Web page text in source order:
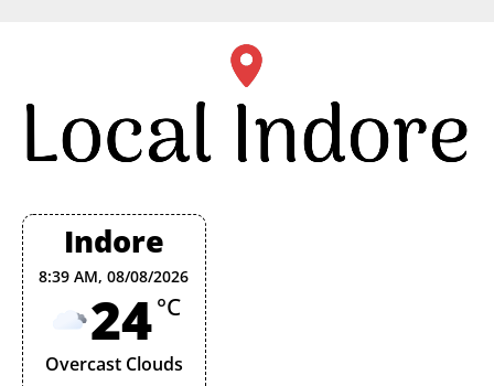
Indore
8:39 AM,08/08/2026
24°C
Overcast Clouds